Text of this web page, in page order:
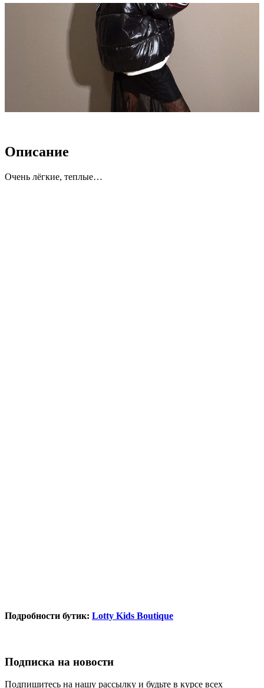
Описание
Очень лёгкие, теплые…
Подробности бутик: Lotty Kids Boutique
Подписка на новости
Подпишитесь на нашу рассылку и будьте в курсе всех